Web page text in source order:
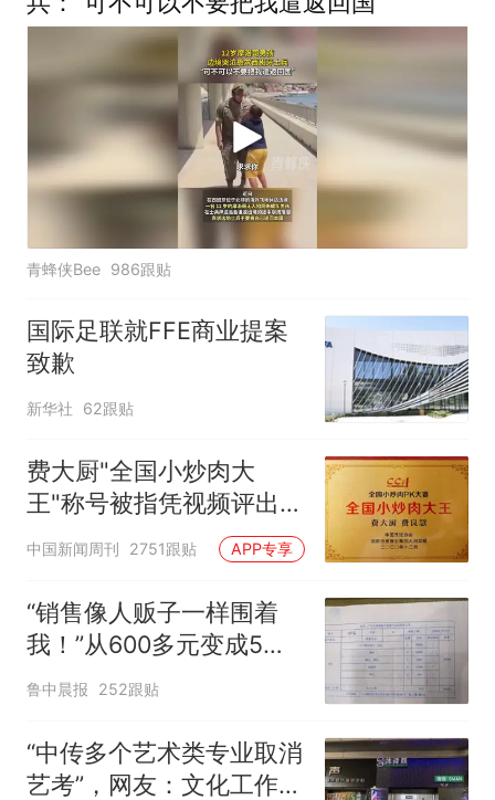
青蜂侠Bee 986跟贴
国际足联就FFE商业提案
致歉
新华社 62跟贴
费大厨"全国小炒肉大
王"称号被指凭视频评出
官方回应
中国新闻周刊 2751跟贴 APP专享
“销售像人贩子一样围着
我！”从600多元变成5万
元，57岁保洁阿姨做医美
糊
鲁中晨报 252跟贴
“中传多个艺术类专业取消
艺考”，网友：文化工作者